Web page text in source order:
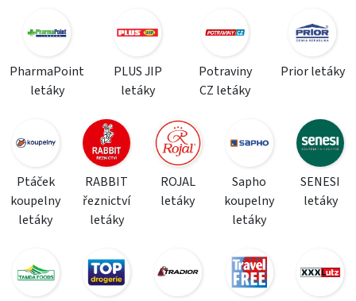
PharmaPoint
letáky
PLUS JIP
letáky
Potraviny
CZ letáky
Prior letáky
Ptáček
koupelny
letáky
RABBIT
řeznictví
letáky
ROJAL
letáky
Sapho
koupelny
letáky
SENESI
letáky